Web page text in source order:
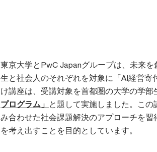
東京大学とPwC Japanグループは、未来
生と社会人のそれぞれを対象に「AI経営
け講座は、受講対象を首都圏の大学の学
プログラム」
と題して実施しました。こ
み合わせた社会課題解決のアプローチを
を考え出すことを目的としています。